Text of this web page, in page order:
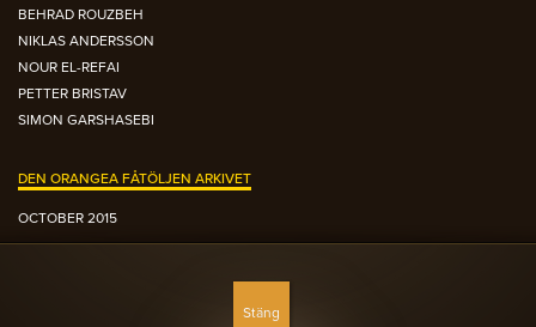
BEHRAD ROUZBEH
NIKLAS ANDERSSON
NOUR EL-REFAI
PETTER BRISTAV
SIMON GARSHASEBI
DEN ORANGEA FÅTÖLJEN ARKIVET
OCTOBER 2015